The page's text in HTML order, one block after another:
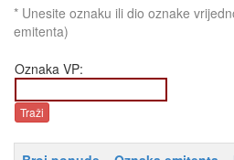
* Unesite oznaku ili dio oznake
emitenta)
Oznaka VP: